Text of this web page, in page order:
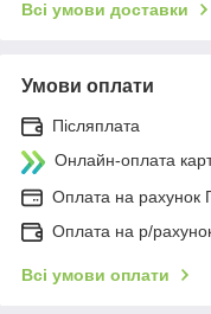
Всі умови доставки
Умови оплати
Післяплата
Онлайн-оплата
Оплата на рахунок
Оплата на р/
Всі умови оплати